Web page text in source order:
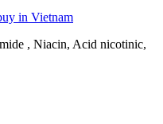
in Vietnam
, Niacin, Acid nicotinic,